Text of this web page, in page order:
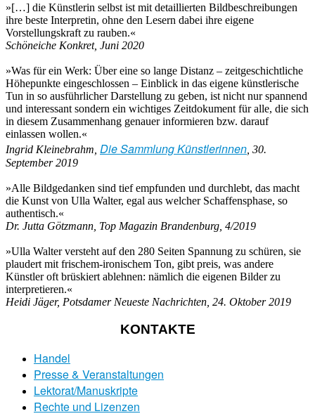
»[…] die Künstlerin selbst ist mit detaillierten Bildbeschreibungen
ihre beste Interpretin, ohne den Lesern dabei ihre eigene
Vorstellungskraft zu rauben.«
Schöneiche Konkret, Juni 2020
»Was für ein Werk: Über eine so lange Distanz – zeitgeschichtliche
Höhepunkte eingeschlossen – Einblick in das eigene künstlerische
Tun in so ausführlicher Darstellung zu geben, ist nicht nur spannend
und interessant sondern ein wichtiges Zeitdokument für alle, die sich
in diesem Zusammenhang genauer informieren bzw. darauf
einlassen wollen.«
Ingrid Kleinebrahm, Die Sammlung Künstlerinnen , 30.
September 2019
»Alle Bildgedanken sind tief empfunden und durchlebt, das macht
die Kunst von Ulla Walter, egal aus welcher Schaffensphase, so
authentisch.«
Dr. Jutta Götzmann, Top Magazin Brandenburg, 4/2019
»Ulla Walter versteht auf den 280 Seiten Spannung zu schüren, sie
plaudert mit frischem-ironischem Ton, gibt preis, was andere
Künstler oft brüskiert ablehnen: nämlich die eigenen Bilder zu
interpretieren.«
Heidi Jäger, Potsdamer Neueste Nachrichten, 24. Oktober 2019
KONTAKTE
Handel
Presse & Veranstaltungen
Lektorat/Manuskripte
Rechte und Lizenzen